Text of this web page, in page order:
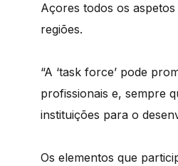
Açores todos os
regiões.
“A ‘task force’ pode
profissionais e, sempre
instituições para o
Os elementos que